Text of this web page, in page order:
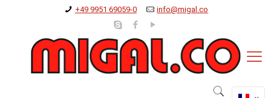
+49 9951 69059-0 info@migal.co